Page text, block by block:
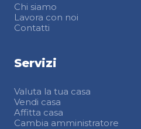
Chi siamo
Lavora con noi
Contatti
Servizi
Valuta la tua casa
Vendi casa
Affitta casa
Cambia amministratore